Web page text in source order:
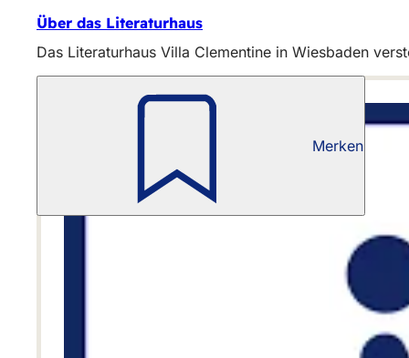
Über das Literaturhaus
Das Literaturhaus Villa Clementine in Wiesbaden
Merken